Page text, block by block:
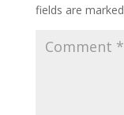
fields are marked